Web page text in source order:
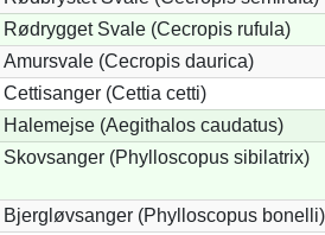
Rødrygget Svale (Cecropis rufula)
Amursvale (Cecropis daurica)
Cettisanger (Cettia cetti)
Halemejse (Aegithalos caudatus)
Skovsanger (Phylloscopus sibilatrix)
Bjergløvsanger (Phylloscopus bonelli)